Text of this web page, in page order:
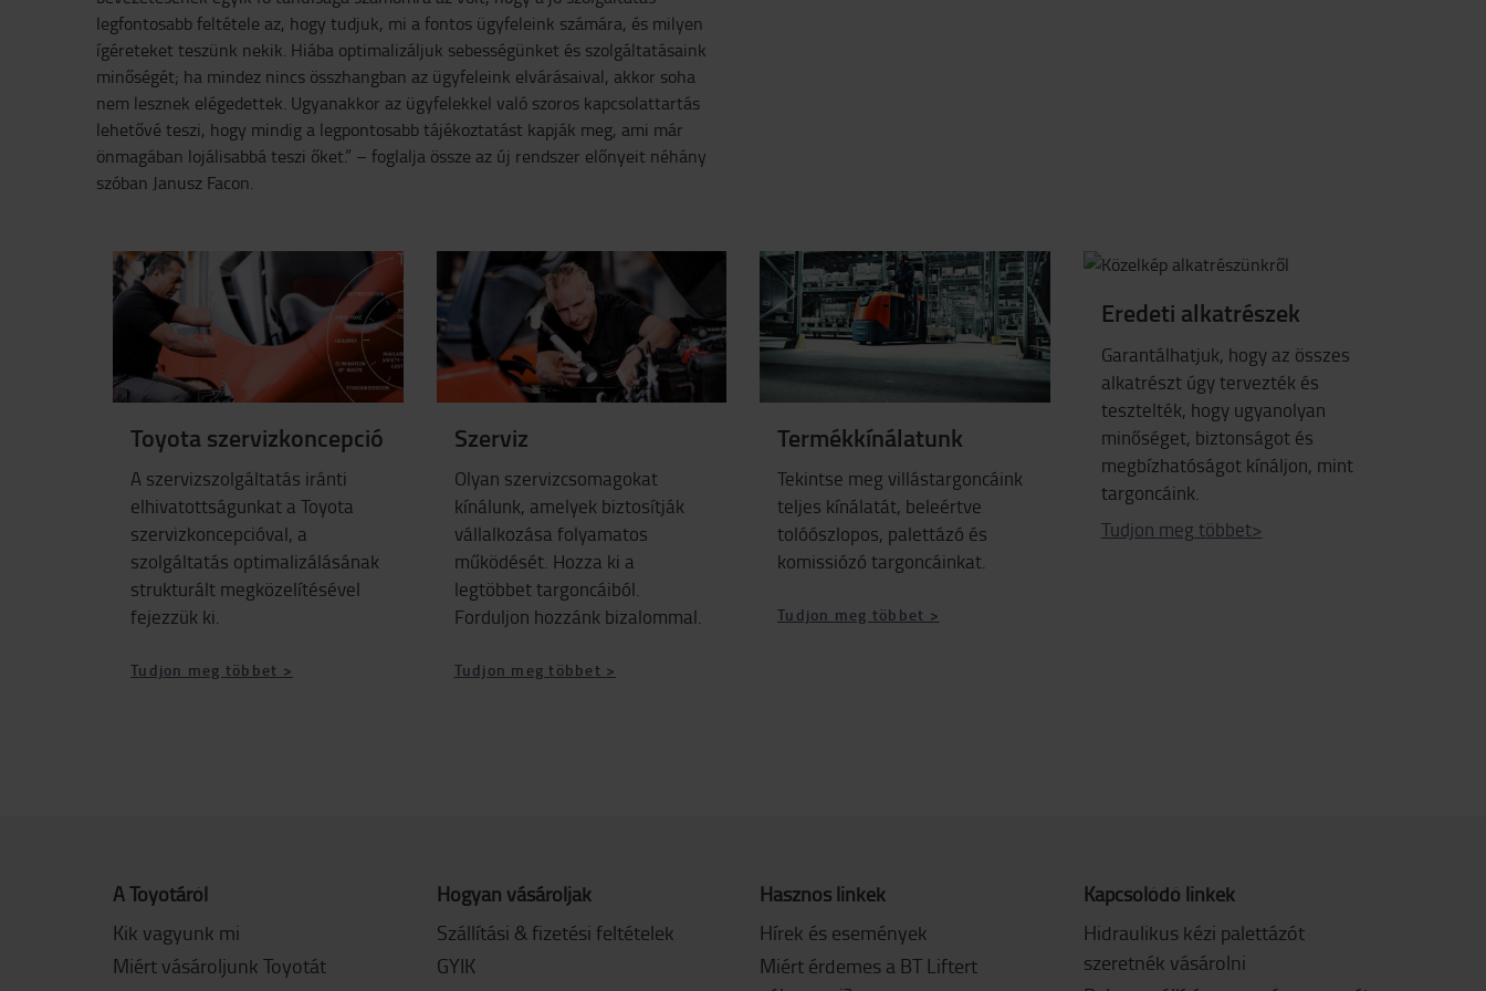
legfontosabb feltétele az, hogy tudjuk, mi a fontos ügyfeleink számára, és milyen
ígéreteket teszünk nekik. Hiába optimalizáljuk sebességünket és szolgáltatásaink
minőségét; ha mindez nincs összhangban az ügyfeleink elvárásaival, akkor soha
nem lesznek elégedettek. Ugyanakkor az ügyfelekkel való szoros kapcsolattartás
lehetővé teszi, hogy mindig a legpontosabb tájékoztatást kapják meg, ami már
önmagában lojálisabbá teszi őket.” – foglalja össze az új rendszer előnyeit néhány
szóban Janusz Facon.
Toyota szervizkoncepció
A szervizszolgáltatás iránti
elhivatottságunkat a Toyota
szervizkoncepcióval, a
szolgáltatás optimalizálásának
strukturált megközelítésével
fejezzük ki.
Tudjon meg többet >
Szerviz
Olyan szervizcsomagokat
kínálunk, amelyek biztosítják
vállalkozása folyamatos
működését. Hozza ki a
legtöbbet targoncáiból.
Forduljon hozzánk bizalommal.
Tudjon meg többet >
Termékkínálatunk
Tekintse meg villástargoncáink
teljes kínálatát, beleértve
tolóószlopos, palettázó és
komissiózó targoncáinkat.
Tudjon meg többet >
Eredeti alkatrészek
Garantálhatjuk, hogy az összes
alkatrészt úgy tervezték és
tesztelték, hogy ugyanolyan
minőséget, biztonságot és
megbízhatóságot kínáljon, mint
targoncáink.
Tudjon meg többet>
A Toyotáról
Kik vagyunk mi
Miért vásároljunk Toyotát
Hogyan vásároljak
Szállítási & fizetési feltételek
GYIK
Hasznos linkek
Hírek és események
Miért érdemes a BT Liftert
Kapcsolódó linkek
Hidraulikus kézi palettázót
szeretnék vásárolni